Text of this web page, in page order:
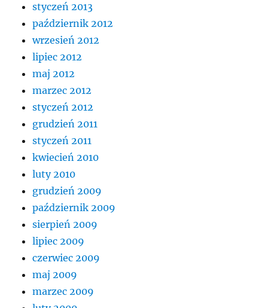
styczeń 2013
październik 2012
wrzesień 2012
lipiec 2012
maj 2012
marzec 2012
styczeń 2012
grudzień 2011
styczeń 2011
kwiecień 2010
luty 2010
grudzień 2009
październik 2009
sierpień 2009
lipiec 2009
czerwiec 2009
maj 2009
marzec 2009